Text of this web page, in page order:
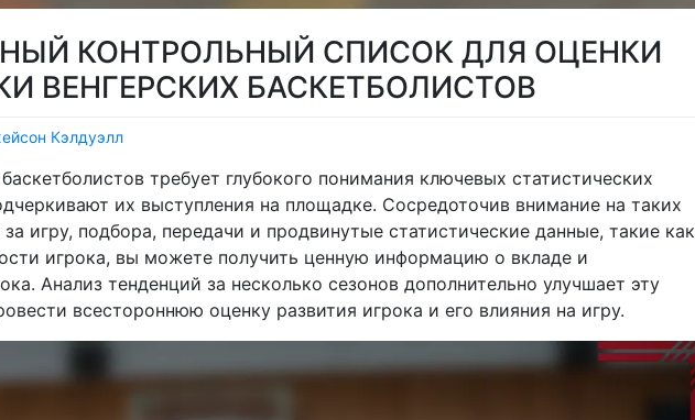
КОНТРОЛЬНЫЙ СПИСОК ДЛЯ ОЦЕНКИ
ВЕНГЕРСКИХ БАСКЕТБОЛИСТОВ
Кэлдуэлл
требует глубокого понимания ключевых статистических
их выступления на площадке. Сосредоточив внимание на таких
игру, подбора, передачи и продвинутые статистические данные, такие как
игрока, вы можете получить ценную информацию о вкладе и
Анализ тенденций за несколько сезонов дополнительно улучшает эту
всестороннюю оценку развития игрока и его влияния на игру.